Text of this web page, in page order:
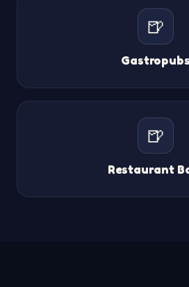
🍺
Gastropubs
🍺
Restaurant